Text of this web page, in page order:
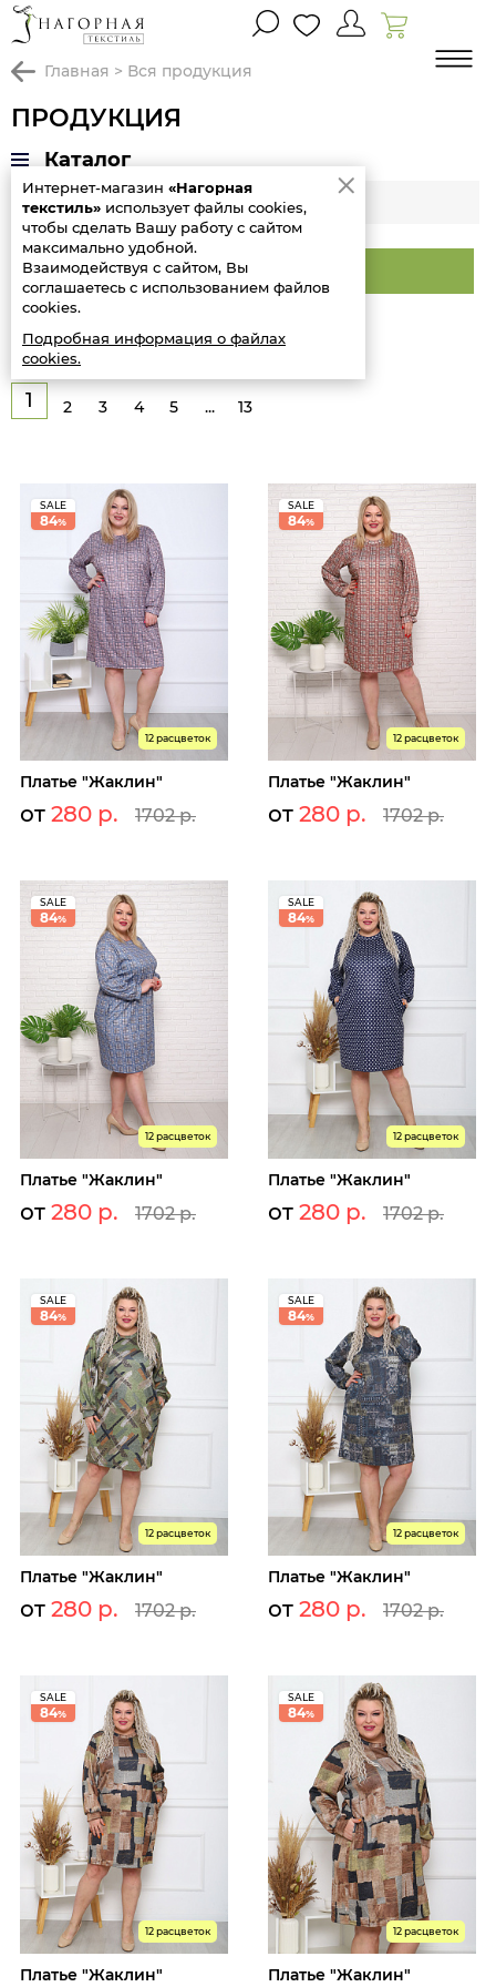
Интернет-магазин «Нагорная
текстиль» использует файлы cookies,
чтобы сделать Вашу работу с сайтом
максимально удобной.
Взаимодействуя с сайтом, Вы
соглашаетесь с использованием файлов
cookies.
Подробная информация о файлах
cookies.
главная > вся продукция
ПРОДУКЦИЯ
Каталог
Фильтр
Сортировать
1 2 3 4 5 ... 13
SALE
84%
12 расцветок
Платье "Жаклин"
от 280 р. 1702 р.
SALE
84%
12 расцветок
Платье "Жаклин"
от 280 р. 1702 р.
SALE
84%
12 расцветок
Платье "Жаклин"
от 280 р. 1702 р.
SALE
84%
12 расцветок
Платье "Жаклин"
от 280 р. 1702 р.
SALE
84%
12 расцветок
Платье "Жаклин"
от 280 р. 1702 р.
SALE
84%
12 расцветок
Платье "Жаклин"
от 280 р. 1702 р.
SALE
84%
12 расцветок
Платье "Жаклин"
SALE
84%
12 расцветок
Платье "Жаклин"